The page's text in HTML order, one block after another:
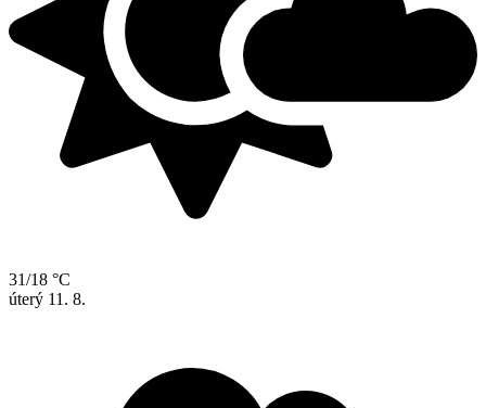
31/18 °C
úterý 11. 8.